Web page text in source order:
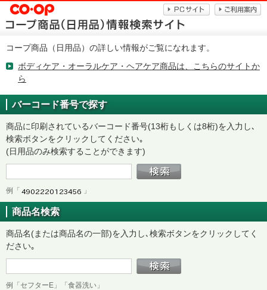
コープ商品（日用品）の詳しい情報がご覧になれます。
ボディケア・オーラルケア・ヘアケア商品は、こちらのサイトか
ら
バーコード番号で探す
商品に印刷されているバーコード番号(13桁もしくは8桁)を入力し､
検索ボタンをクリックしてください｡
(日用品のみ検索することができます)
例「 」
商品名検索
商品名(または商品名の一部)を入力し､検索ボタンをクリックしてく
ださい｡
例「セフターE」「食器洗い」